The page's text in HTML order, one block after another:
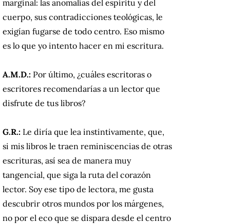
marginal: las anomalías del espíritu y del
cuerpo, sus contradicciones teológicas, le
exigían fugarse de todo centro. Eso mismo
es lo que yo intento hacer en mi escritura.
A.M.D.: Por último, ¿cuáles escritoras o
escritores recomendarías a un lector que
disfrute de tus libros?
G.R.: Le diría que lea instintivamente, que,
si mis libros le traen reminiscencias de otras
escrituras, así sea de manera muy
tangencial, que siga la ruta del corazón
lector. Soy ese tipo de lectora, me gusta
descubrir otros mundos por los márgenes,
no por el eco que se dispara desde el centro